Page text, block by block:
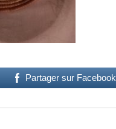
Partager sur Facebook